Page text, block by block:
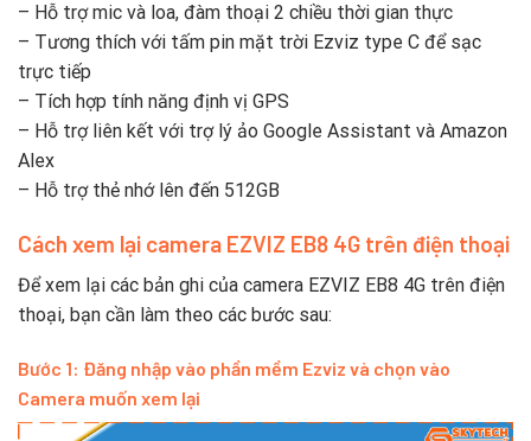
– Hỗ trợ mic và loa, đàm thoại 2 chiều thời gian thực
– Tương thích với tấm pin mặt trời Ezviz type C để sạc
trực tiếp
– Tích hợp tính năng định vị GPS
– Hỗ trợ liên kết với trợ lý ảo Google Assistant và Amazon
Alex
– Hỗ trợ thẻ nhớ lên đến 512GB
Cách xem lại camera EZVIZ EB8 4G trên điện thoại
Để xem lại các bản ghi của camera EZVIZ EB8 4G trên điện
thoại, bạn cần làm theo các bước sau:
Bước 1: Đăng nhập vào phần mềm Ezviz và chọn vào
Camera muốn xem lại